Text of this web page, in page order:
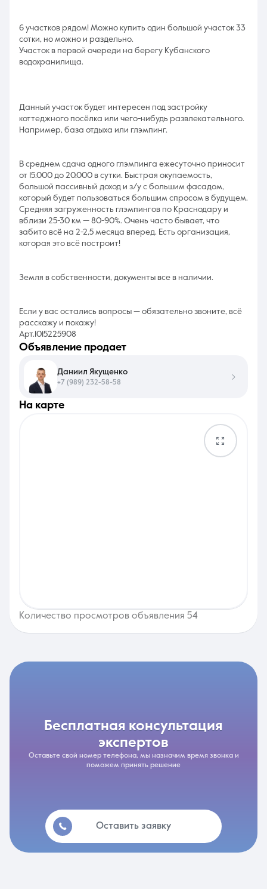
6 участков рядом! Можно купить один большой участок 33
сотки, но можно и раздельно.
Участок в первой очереди на берегу Кубанского
водохранилища.
Данный участок будет интересен под застройку
коттеджного посёлка или чего-нибудь развлекательного.
Например, база отдыха или глэмпинг.
В среднем сдача одного глэмпинга ежесуточно приносит
от 15.000 до 20.000 в сутки. Быстрая окупаемость,
большой пассивный доход и з/у с большим фасадом,
который будет пользоваться большим спросом в будущем.
Средняя загруженность глэмпингов по Краснодару и
вблизи 25-30 км — 80-90%. Очень часто бывает, что
забито всё на 2-2,5 месяца вперед. Есть организация,
которая это всё построит!
Земля в собственности, документы все в наличии.
Если у вас остались вопросы — обязательно звоните, всё
расскажу и покажу!
Арт.1015225908
на карте
Количество просмотров объявления 54
объявление продает
Даниил Якущенко
+7 (989) 232-58-58
бесплатная консультация
экспертов
Оставьте свой номер телефона, мы назначим время звонка и
поможем принять решение
Оставить заявку